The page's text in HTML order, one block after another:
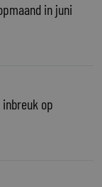
in juni
op